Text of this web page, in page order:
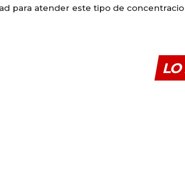
para atender este tipo de
LO